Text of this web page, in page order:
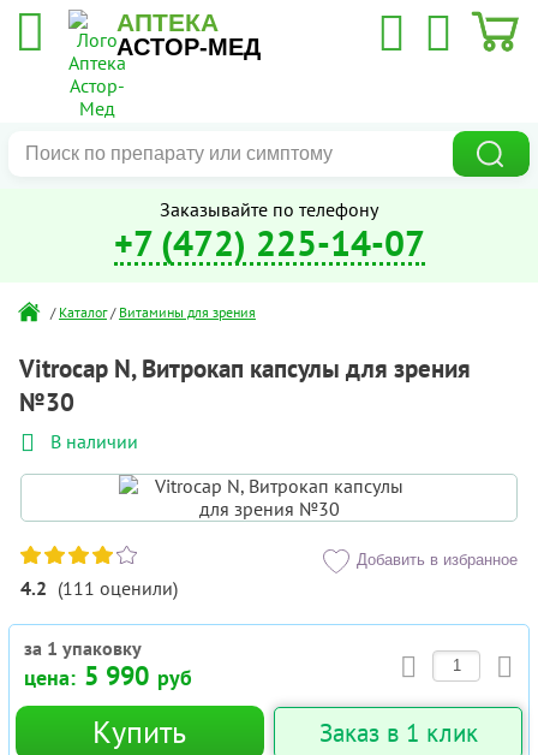
АПТЕКА
АСТОР-МЕД
Заказывайте по телефону
+7 (472) 225-14-07
/ Каталог / Витамины для зрения
Vitrocap N, Витрокап капсулы для зрения
№30
В наличии
4.2 (111 оценили)
Добавить в избранное
за 1 упаковку
цена: 5 990 руб
Купить Заказ в 1 клик